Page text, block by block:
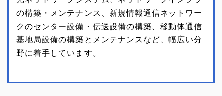
の構築・メンテナンス、新規情報通信ネットワー
クのセンター設備・伝送設備の構築、移動体通信
基地局設備の構築とメンテナンスなど、幅広い分
野に着手しています。